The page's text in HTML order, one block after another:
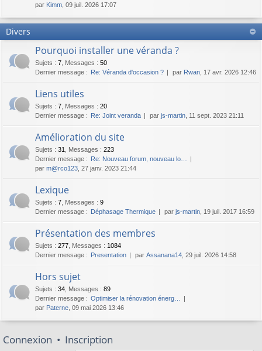
par Kimm , 09 juil. 2026 17:07
Divers
Pourquoi installer une véranda ?
Sujets : 7 Messages : 50
Dernier message : Re: Véranda d'occasion ? par Rwan , 17 avr. 2026 12:46
Liens utiles
Sujets : 7 Messages : 20
Dernier message : Re: Joint veranda par js-martin , 11 sept. 2023 21:11
Amélioration du site
Sujets : 31 Messages : 223
Dernier message : Re: Nouveau forum, nouveau lo…
par m@rco123 , 27 janv. 2023 21:44
Lexique
Sujets : 7 Messages : 9
Dernier message : Déphasage Thermique par js-martin , 19 juil. 2017 16:59
Présentation des membres
Sujets : 277 Messages : 1084
Dernier message : Presentation par Assanana14 , 29 juil. 2026 14:58
Hors sujet
Sujets : 34 Messages : 89
Dernier message : Optimiser la rénovation énerg…
par Paterne , 09 mai 2026 13:46
Connexion • Inscription